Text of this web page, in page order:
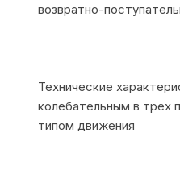
возвратно-
Технические
колебательным в трех
типом движения